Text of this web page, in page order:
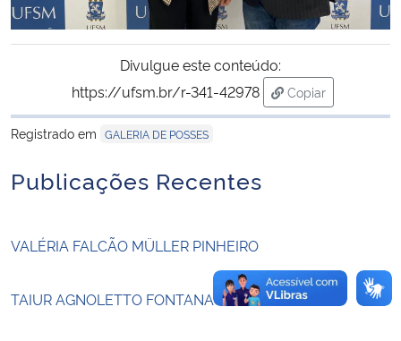
Controladoria-Geral da União
Ministério da Mulher, da Família e dos Direitos Humanos
Advocacia-Geral da União
Banco Central do Brasil
Divulgue este conteúdo:
https://ufsm.br/r-341-42978
Copiar
para área de
Registrado em GALERIA DE POSSES
Publicações Recentes
VALÉRIA FALCÃO MÜLLER PINHEIRO
TAIUR AGNOLETTO FONTANA